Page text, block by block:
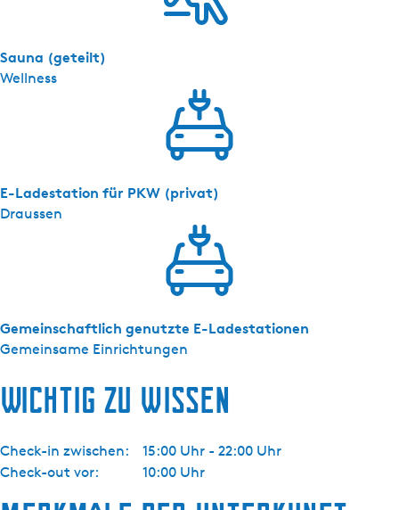
Wellness
Sauna (geteilt)
Draussen
E-Ladestation für PKW (privat)
Gemeinsame Einrichtungen
Gemeinschaftlich genutzte E-Ladestationen
Wichtig zu wissen
Check-in zwischen:
15:00 Uhr - 22:00 Uhr
Check-out vor:
10:00 Uhr